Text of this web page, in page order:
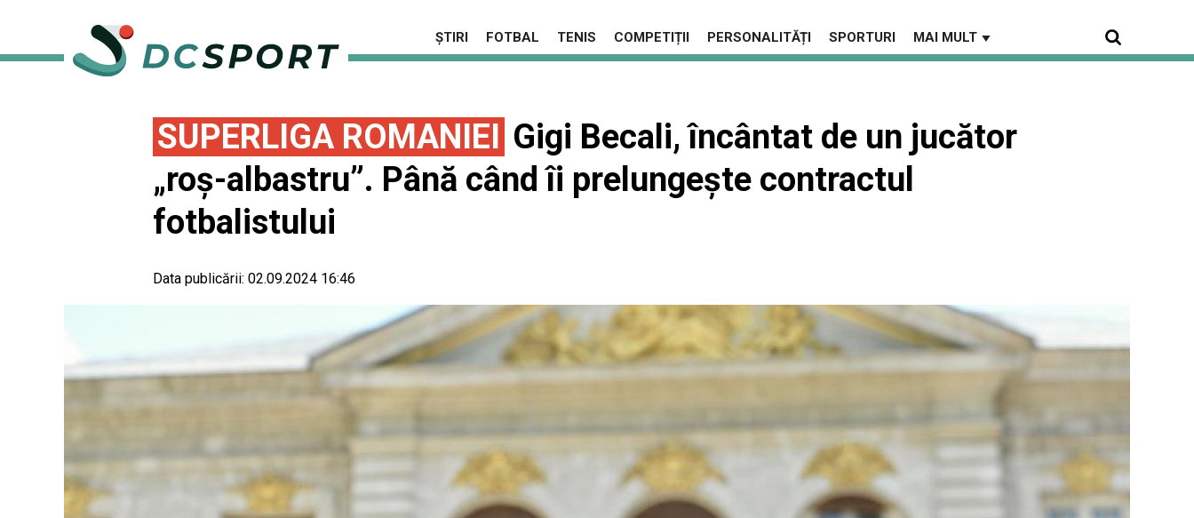
ȘTIRI FOTBAL TENIS COMPETIȚII PERSONALITĂȚI SPORTURI MAI MULT ▼
SUPERLIGA ROMANIEI Gigi Becali, încântat de un jucător
„roș-albastru”. Până când îi prelungește contractul
fotbalistului
Data publicării: 02.09.2024 16:46